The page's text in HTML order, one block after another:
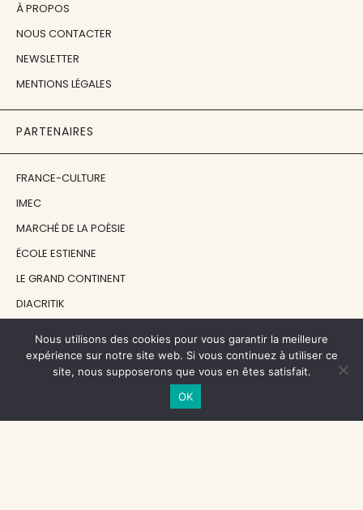
À PROPOS
NOUS CONTACTER
NEWSLETTER
MENTIONS LÉGALES
PARTENAIRES
FRANCE-CULTURE
IMEC
MARCHÉ DE LA POÉSIE
ÉCOLE ESTIENNE
LE GRAND CONTINENT
DIACRITIK
NOS SOUTIENS
CENTRE NATIONAL DU LIVRE
Nous utilisons des cookies pour vous garantir la meilleure
expérience sur notre site web. Si vous continuez à utiliser ce
site, nous supposerons que vous en êtes satisfait.
OK